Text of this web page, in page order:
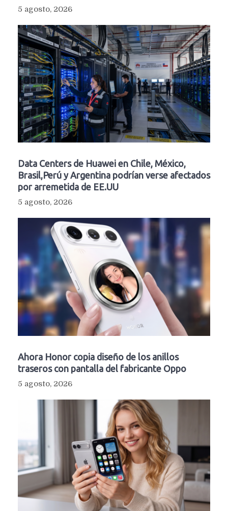
5 agosto, 2026
Data Centers de Huawei en Chile, México,
Brasil,Perú y Argentina podrían verse afectados
por arremetida de EE.UU
5 agosto, 2026
Ahora Honor copia diseño de los anillos
traseros con pantalla del fabricante Oppo
5 agosto, 2026